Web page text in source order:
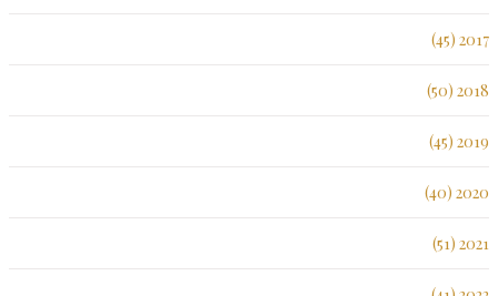
2017 (45)
2018 (50)
2019 (45)
2020 (40)
2021 (51)